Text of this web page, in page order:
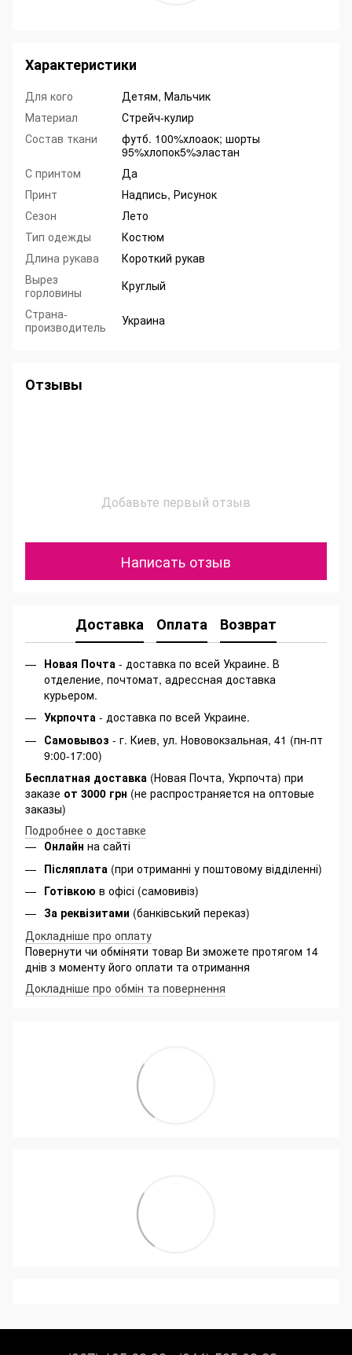
Характеристики
Для кого
Детям, Мальчик
Материал
Стрейч-кулир
Состав ткани
футб. 100%хлоаок; шорты
95%хлопок5%эластан
С принтом
Да
Принт
Надпись, Рисунок
Сезон
Лето
Тип одежды
Костюм
Длина рукава
Короткий рукав
Вырез
горловины
Круглый
Страна-
производитель
Украина
Отзывы
Добавьте первый отзыв
Написать отзыв
Доставка Оплата Возврат
Новая Почта - доставка по всей Украине. В
отделение, почтомат, адрессная доставка
курьером.
Укрпочта - доставка по всей Украине.
Самовывоз - г. Киев, ул. Нововокзальная, 41 (пн-пт
9:00-17:00)
Бесплатная доставка (Новая Почта, Укрпочта) при
заказе от 3000 грн (не распространяется на оптовые
заказы)
Подробнее о доставке
Онлайн на сайті
Післяплата (при отриманні у поштовому відділенні)
Готівкою в офісі (самовивіз)
За реквізитами (банківський переказ)
Докладніше про оплату
Повернути чи обміняти товар Ви зможете протягом 14
днів з моменту його оплати та отримання
Докладніше про обмін та повернення